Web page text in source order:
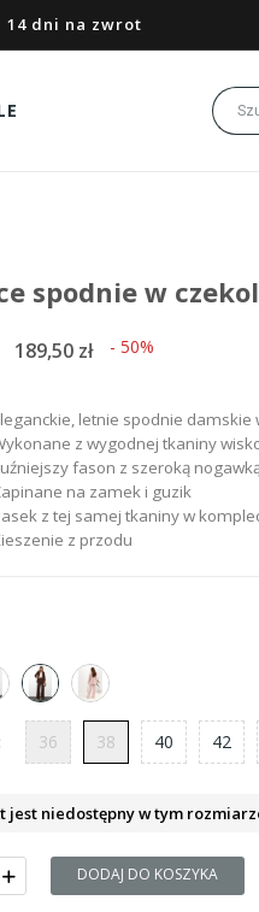
14 dni na zwrot
spodnie w
189,50 zł - 50%
letnie spodnie
z wygodnej tkaniny
fason z szeroką
na zamek i guzik
z tej samej tkaniny w
z przodu
36 38 40 42
jest niedostępny w tym
DODAJ DO KOSZYKA